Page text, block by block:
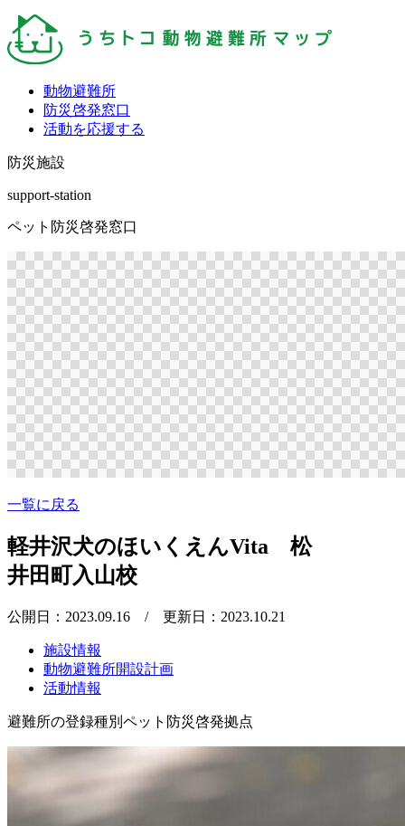
動物避難所
防災啓発窓口
活動を応援する
防災施設
support-station
ペット防災啓発窓口
一覧に戻る
軽井沢犬のほいくえんVita 松
井田町入山校
公開日：2023.09.16 / 更新日：2023.10.21
施設情報
動物避難所開設計画
活動情報
避難所の登録種別 ペット防災啓発拠点